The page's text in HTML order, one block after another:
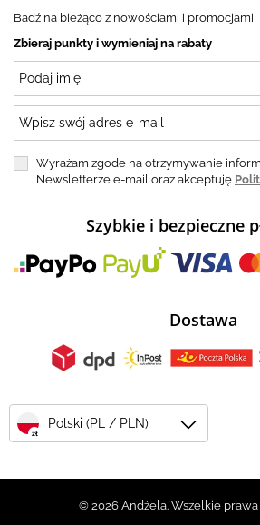
Badź na bieżąco z nowościami i promocjami
Zbieraj punkty i wymieniaj na rabaty
Wyrażam zgode na otrzymywanie
Newsletterze e-mail oraz akceptuję
Szybkie i bezpieczne
Dostawa
zł
Polski (PL / PLN)
© 2026 Andżela. Wszelkie prawa